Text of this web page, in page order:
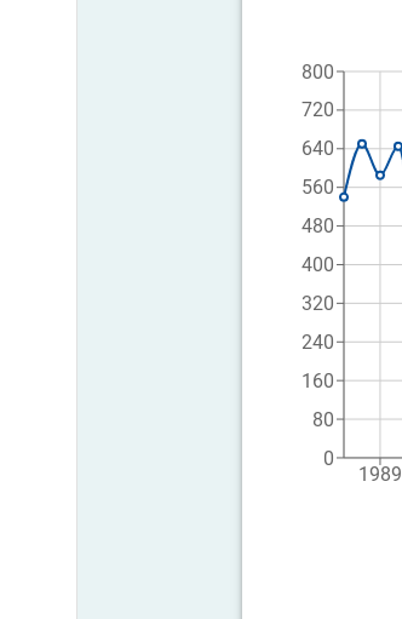
1989
0
80
160
240
320
400
480
560
640
720
800